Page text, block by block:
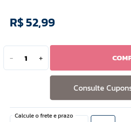
R$52,99
＋
－
Consulte
7º
creme
10º doce infancia